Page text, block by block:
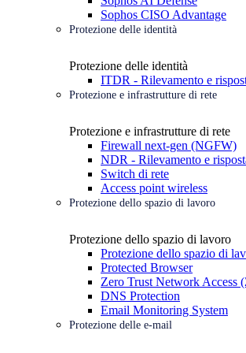
Sophos CISO Advantage
Protezione delle identità
Protezione delle identità
ITDR - Rilevamento e
Protezione e infrastrutture di rete
Protezione e infrastrutture di rete
Firewall next-gen (NGFW)
NDR - Rilevamento e
Switch di rete
Access point wireless
Protezione dello spazio di lavoro
Protezione dello spazio di lavoro
Protezione dello spazio di
Protected Browser
Zero Trust Network Access
DNS Protection
Email Monitoring System
Protezione delle e-mail